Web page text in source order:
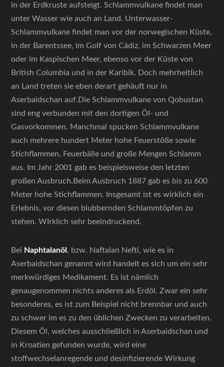
in der Erdkruste aufsteigt. Schlammvulkane findet man
unter Wasser wie auch an Land. Unterwasser-
Schlammvulkane findet man vor der norwegischen Küste,
in der Barentssee, im Golf von Cádiz, im Schwarzen Meer
oder im Kaspischen Meer, ebenso vor der Küste von
British Columbia und in der Karibik. Doch mehrheitlich
an Land treten sie eben derart gehäuft nur in
Aserbaidschan auf.Die Schlammvulkane von Qobustan
sind eng verbunden mit den dortigen Öl- und
Gasvorkommen. Manchmal spucken Schlammvulkane
auch mehrere hundert Meter hohe Feuerstöße sowie
Stichflammen, Feuerbälle und große Mengen Schlamm
aus. Im Jahr 2001 gab es beispielsweise den letzten
großen Ausbruch.Beim Ausbruch 1887 gab es bis zu 600
Meter hohe Stichflammen. Insgesamt ist es wirklich ein
Erlebnis, vor diesen blubbernden Schlammtöpfen zu
stehen. WIrklich sehr beeindruckend.
Bei Naphtalanöl, bzw. Naftalan Nefti, wie es in
Aserbaidschan genannt wird handelt es sich um ein sehr
merkwürdiges Medikament. Es ist nämlich
genaugenommen nichts anderes als Erdöl. Zwar ein sehr
besonderes, es ist zum Beispiel nicht brennbar und auch
zu schwer im es zu den üblichen Zwecken zu verarbeiten.
Diesem Öl, welches ausschließlich in Aserbaidschan und
in Kroatien gefunden wurde, wird eine
stoffwechselanregende und desinfizierende Wirkung